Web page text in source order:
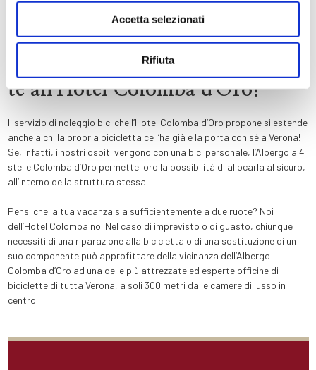
Accetta selezionati
Rifiuta
Fedele alla tua bici? Portala con
te all'Hotel Colomba d'Oro!
Il servizio di noleggio bici che l’Hotel Colomba d’Oro propone si estende
anche a chi la propria bicicletta ce l’ha già e la porta con sé a Verona!
Se, infatti, i nostri ospiti vengono con una bici personale, l’Albergo a 4
stelle Colomba d’Oro permette loro la possibilità di allocarla al sicuro,
all’interno della struttura stessa.
Pensi che la tua vacanza sia sufficientemente a due ruote? Noi
dell’Hotel Colomba no! Nel caso di imprevisto o di guasto, chiunque
necessiti di una riparazione alla bicicletta o di una sostituzione di un
suo componente può approfittare della vicinanza dell’Albergo
Colomba d’Oro ad una delle più attrezzate ed esperte officine di
biciclette di tutta Verona, a soli 300 metri dalle camere di lusso in
centro!